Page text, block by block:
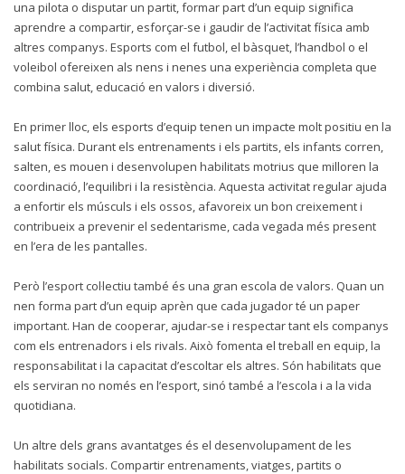
una pilota o disputar un partit, formar part d’un equip significa
aprendre a compartir, esforçar-se i gaudir de l’activitat física amb
altres companys. Esports com el futbol, el bàsquet, l’handbol o el
voleibol ofereixen als nens i nenes una experiència completa que
combina salut, educació en valors i diversió.
En primer lloc, els esports d’equip tenen un impacte molt positiu en la
salut física. Durant els entrenaments i els partits, els infants corren,
salten, es mouen i desenvolupen habilitats motrius que milloren la
coordinació, l’equilibri i la resistència. Aquesta activitat regular ajuda
a enfortir els músculs i els ossos, afavoreix un bon creixement i
contribueix a prevenir el sedentarisme, cada vegada més present
en l’era de les pantalles.
Però l’esport col·lectiu també és una gran escola de valors. Quan un
nen forma part d’un equip aprèn que cada jugador té un paper
important. Han de cooperar, ajudar-se i respectar tant els companys
com els entrenadors i els rivals. Això fomenta el treball en equip, la
responsabilitat i la capacitat d’escoltar els altres. Són habilitats que
els serviran no només en l’esport, sinó també a l’escola i a la vida
quotidiana.
Un altre dels grans avantatges és el desenvolupament de les
habilitats socials. Compartir entrenaments, viatges, partits o